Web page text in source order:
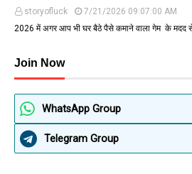
storyofluck
7/21/2026 09:07:00 AM
2026 में अगर आप भी घर बैठे पैसे कमाने वाला गेम के मदद से
Join Now
WhatsApp Group
Telegram Group